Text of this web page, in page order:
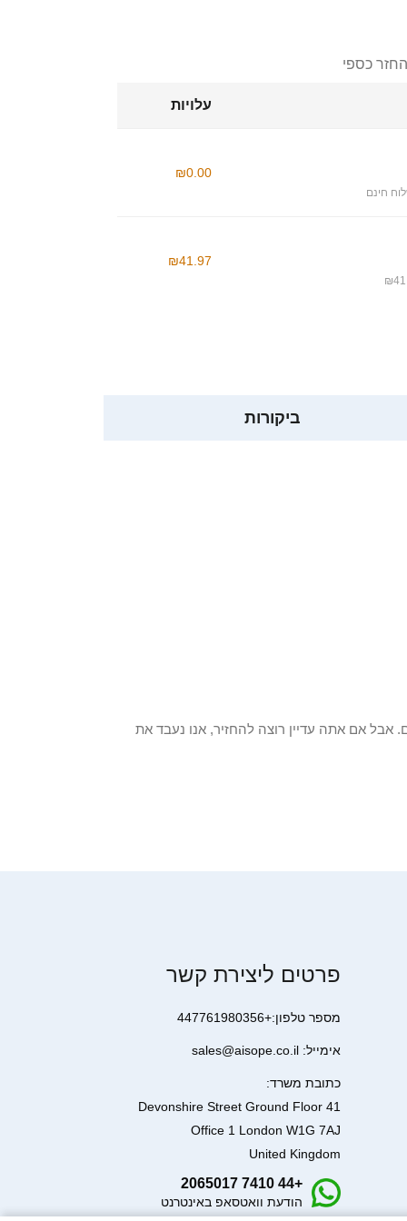
כספי
עלויות
חינם
₪0.00
₪41.97
ביקורות
פריט / ים. אבל אם אתה עדיין רוצה להחזיר, אנו נעבד את
פרטים ליצירת קשר
מספר טלפון:+447761980356
אימייל: sales@aisope.co.il
כתובת משרד:
41 Devonshire Street Ground Floor
Office 1 London W1G 7AJ
United Kingdom
+44 7410 2065017
הודעת וואטסאפ באינטרנט